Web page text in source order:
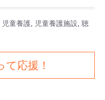
児童養護, 児童養護施設, 聴
応援！